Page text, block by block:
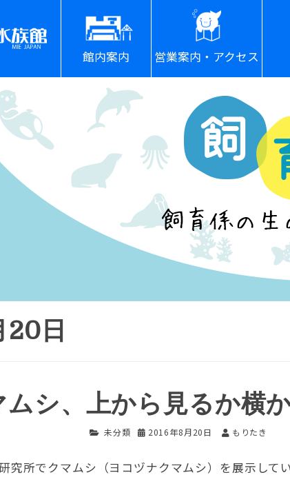
館内案内 営業案内・アクセス
20日
ムシ、上から見るか横
未分類 2016年8月20日 もりたき
究所でクマムシ（ヨコヅナクマムシ）を展示して